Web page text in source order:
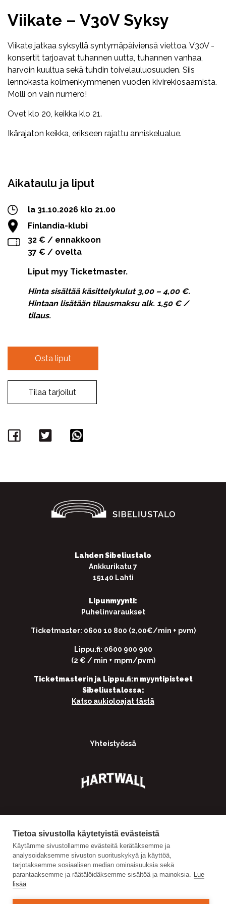
Tietoa sivustolla käytetyistä evästeistä
Käytämme sivustollamme evästeitä kerätäksemme ja
analysoidaksemme sivuston suorituskykyä ja käyttöä,
tarjotaksemme sosiaalisen median ominaisuuksia sekä
parantaaksemme ja räätälöidäksemme sisältöä ja mainoksia. Lue
lisää
Viikate – V30V Syksy
Viikate jatkaa syksyllä syntymäpäiviensä viettoa. V30V -
konsertit tarjoavat tuhannen uutta, tuhannen vanhaa,
harvoin kuultua sekä tuhdin toivelauluosuuden. Siis
lennokasta kolmenkymmenen vuoden kivirekiosaamista.
Molli on vain numero!
Ovet klo 20, keikka klo 21.
Ikärajaton keikka, erikseen rajattu anniskelualue.
Aikataulu ja liput
la 31.10.2026 klo 21.00
Finlandia-klubi
32 € / ennakkoon
37 € / ovelta
Liput myy Ticketmaster.
Hinta sisältää käsittelykulut 3,00 – 4,00 €.
Hintaan lisätään tilausmaksu alk. 1,50 € /
tilaus.
Osta liput
Tilaa tarjoilut
Facebook
Twitter
Lahden Sibeliustalo
Ankkurikatu 7
15140 Lahti
Lipunmyynti:
Puhelinvaraukset
Ticketmaster: 0600 10 800 (2,00€/min + pvm)
Lippu.fi: 0600 900 900
(2 € / min + mpm/pvm)
Ticketmasterin ja Lippu.fi:n myyntipisteet
Sibeliustalossa:
Katso aukioloajat tästä
Yhteistyössä